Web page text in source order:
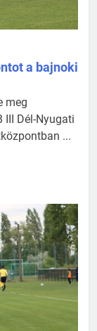
a bajnoki
meg
III Dél-Nyugati
...